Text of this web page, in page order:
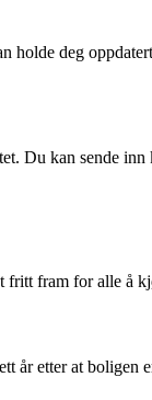
deg
Du kan sende
fritt fram for alle å
år etter at boligen